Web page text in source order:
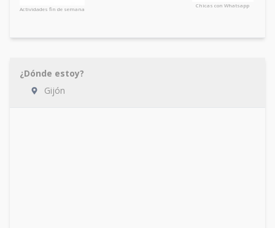
Actividades fin de semana
Chicas con Whatsapp
¿Dónde estoy?
Gijón